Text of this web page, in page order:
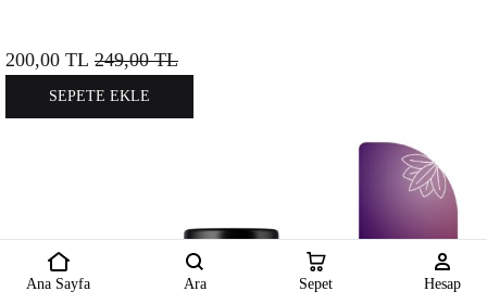
200,00 TL 249,00TL
SEPETE EKLE
Ana Sayfa Ara Sepet Hesap